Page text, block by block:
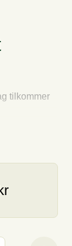
tilkommer